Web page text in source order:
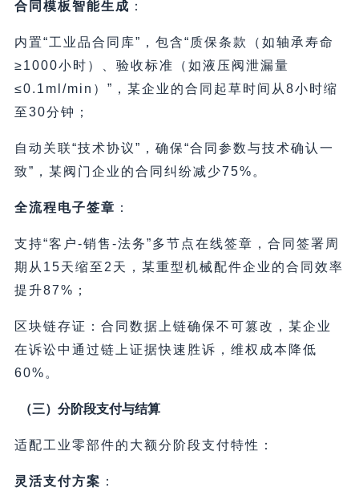
合同模板智能生成 ：
内置“工业品合同库”，包含“质保条款（如轴承寿命
≥1000小时）、验收标准（如液压阀泄漏量
≤0.1ml/min）”，某企业的合同起草时间从8小时缩
至30分钟；
自动关联“技术协议”，确保“合同参数与技术确认一
致”，某阀门企业的合同纠纷减少75%。
全流程电子签章 ：
支持“客户-销售-法务”多节点在线签章，合同签署周
期从15天缩至2天，某重型机械配件企业的合同效率
提升87%；
区块链存证：合同数据上链确保不可篡改，某企业
在诉讼中通过链上证据快速胜诉，维权成本降低
60%。
（三）分阶段支付与结算
适配工业零部件的大额分阶段支付特性：
灵活支付方案 ：